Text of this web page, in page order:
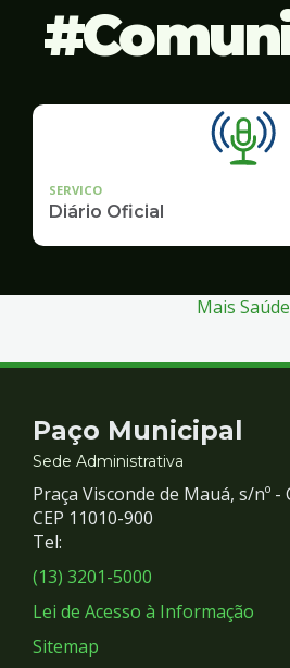
SERVICO
Diário Oficial
Mais Saúde
Contato
e
Redes
Sociais
Paço Municipal
Sede Administrativa
Praça Visconde de Mauá, s/nº -
CEP 11010-900
Tel:
(13) 3201-5000
Lei de Acesso à Informação
Sitemap